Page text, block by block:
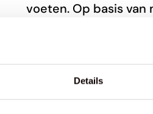
Details
voeten. Op basis van
model dat echt
soms door
Stel je eens voor: